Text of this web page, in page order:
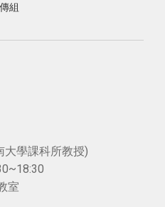
組
大學課科所教授)
室